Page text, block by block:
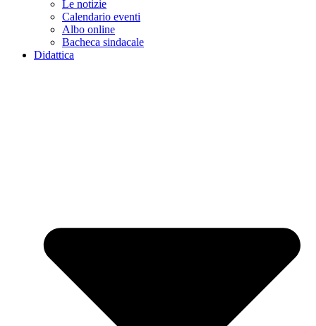
Le notizie
Calendario eventi
Albo online
Bacheca sindacale
Didattica